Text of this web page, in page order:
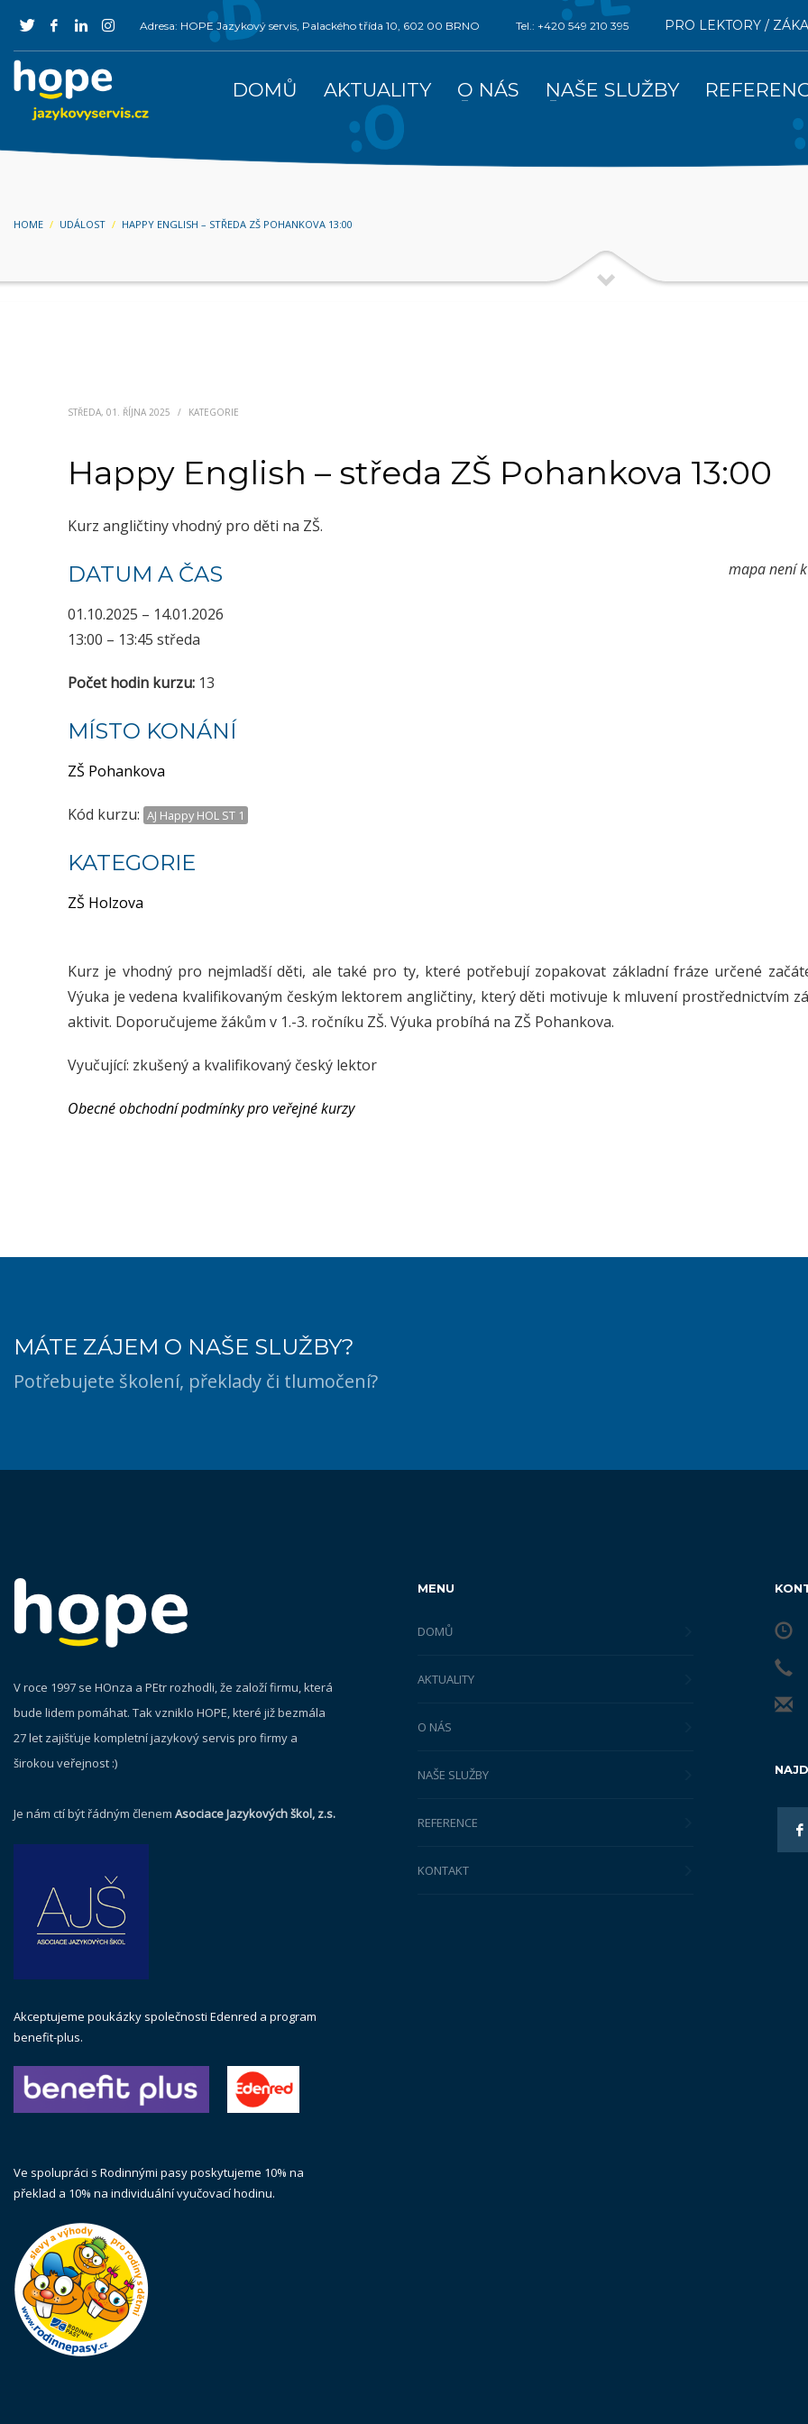
Adresa: HOPE Jazykový servis, Palackého třída 10, 602 00 BRNO Tel.: +420 549 210 395 PRO LEKTORY /
DOMŮ AKTUALITY O NÁS NAŠE SLUŽBY
HOME UDÁLOST HAPPY ENGLISH – STŘEDA ZŠ POHANKOVA 13:00
STŘEDA, 01. ŘÍJNA 2025 / KATEGORIE
Happy English – středa ZŠ Pohankova 13:00
Kurz angličtiny vhodný pro děti na ZŠ.
mapa není
DATUM A ČAS
01.10.2025 – 14.01.2026
13:00 – 13:45 středa
Počet hodin kurzu: 13
MÍSTO KONÁNÍ
ZŠ Pohankova
Kód kurzu: AJ Happy HOL ST 1
KATEGORIE
ZŠ Holzova
Kurz je vhodný pro nejmladší děti, ale také pro ty, které potřebují zopakovat základní fráze určené
Výuka je vedena kvalifikovaným českým lektorem angličtiny, který děti motivuje k mluvení prostřednictvím
aktivit. Doporučujeme žákům v 1.-3. ročníku ZŠ. Výuka probíhá na ZŠ Pohankova.
Vyučující: zkušený a kvalifikovaný český lektor
Obecné obchodní podmínky pro veřejné kurzy
MÁTE ZÁJEM O NAŠE SLUŽBY?
Potřebujete školení, překlady či tlumočení?
V roce 1997 se HOnza a PEtr rozhodli, že založí firmu, která
bude lidem pomáhat. Tak vzniklo HOPE, které již bezmála
27 let zajišťuje kompletní jazykový servis pro firmy a
širokou veřejnost :)
Je nám ctí být řádným členem Asociace Jazykových škol, z.s.
Akceptujeme poukázky společnosti Edenred a program
benefit-plus.
Ve spolupráci s Rodinnými pasy poskytujeme 10% na
překlad a 10% na individuální vyučovací hodinu.
MENU
DOMŮ
AKTUALITY
O NÁS
NAŠE SLUŽBY
REFERENCE
KONTAKT